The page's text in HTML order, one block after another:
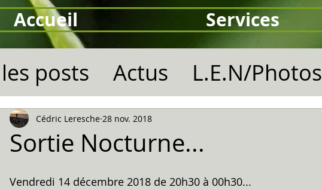
Accueil Services
posts Actus L.E.N/Photos
Sortie Nocturne...
Cédric Leresche 28 nov. 2018
Vendredi 14 décembre 2018 de 20h30 à 00h30...